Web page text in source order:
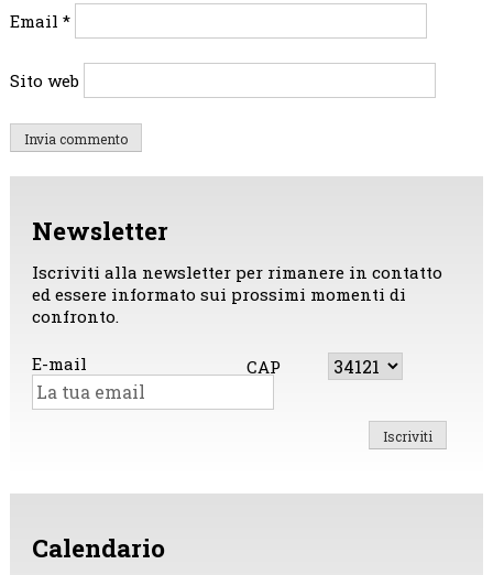
Email *
Sito web
Newsletter
Iscriviti alla newsletter per rimanere in contatto
ed essere informato sui prossimi momenti di
confronto.
E-mail CAP
Calendario